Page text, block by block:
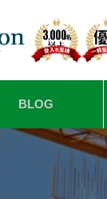
BLOG